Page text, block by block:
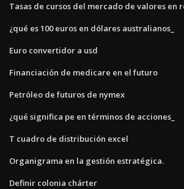
Tasas de cursos del mercado de valores en
¿qué es 100 euros en dólares australianos_
Euro convertidor a usd
Financiación de medicare en el futuro
Petróleo de futuros de nymex
¿qué significa pe en términos de acciones_
T cuadro de distribución excel
Organigrama en la gestión estratégica.
Definir colonia chárter